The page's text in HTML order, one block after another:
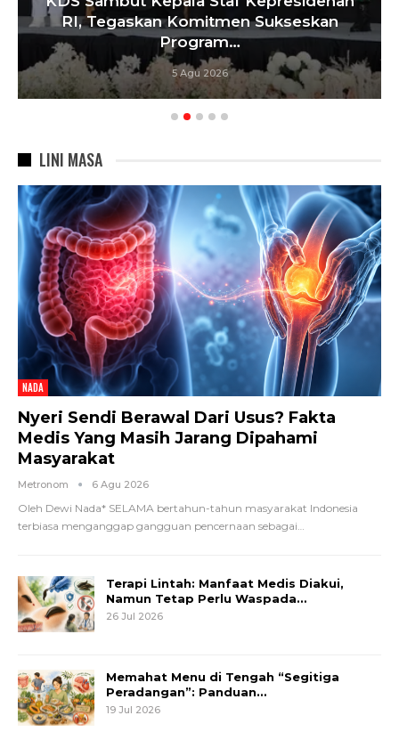
RI, Tegaskan Komitmen Sukseskan
Program…
5 Agu 2026
LINI MASA
NADA
Nyeri Sendi Berawal Dari Usus? Fakta
Medis Yang Masih Jarang Dipahami
Masyarakat
Metronom 6 Agu 2026
Oleh Dewi Nada* SELAMA bertahun-tahun masyarakat Indonesia
terbiasa menganggap gangguan pencernaan sebagai
Terapi Lintah: Manfaat Medis Diakui,
Namun Tetap Perlu Waspada…
26 Jul 2026
Memahat Menu di Tengah “Segitiga
Peradangan”: Panduan…
19 Jul 2026